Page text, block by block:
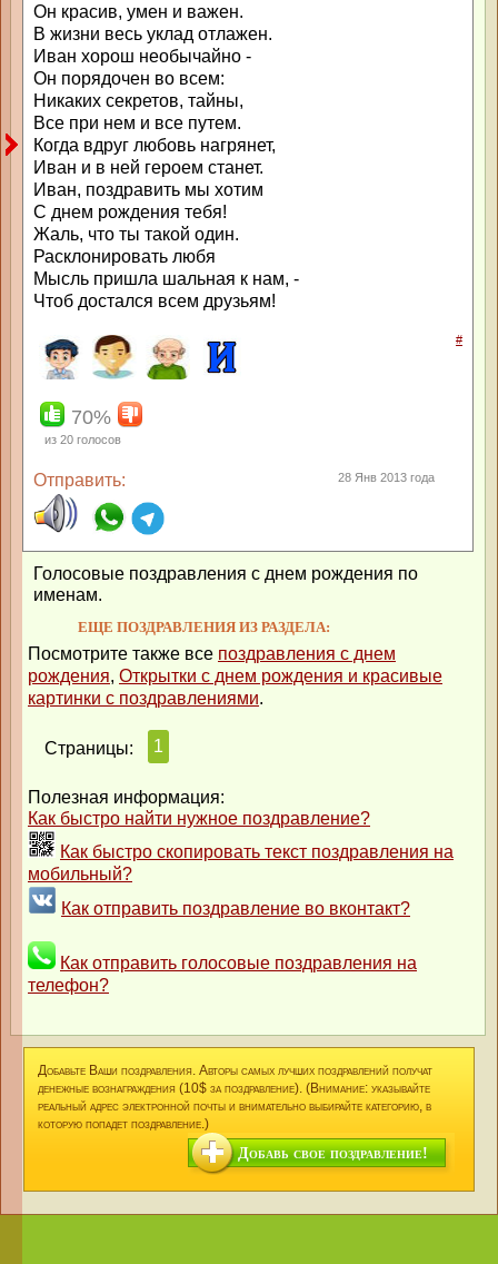
Он красив, умен и важен.
В жизни весь уклад отлажен.
Иван хорош необычайно -
Он порядочен во всем:
Никаких секретов, тайны,
Все при нем и все путем.
Когда вдруг любовь нагрянет,
Иван и в ней героем станет.
Иван, поздравить мы хотим
С днем рождения тебя!
Жаль, что ты такой один.
Расклонировать любя
Мысль пришла шальная к нам, -
Чтоб достался всем друзьям!
#
70%
из 20 голосов
Отправить: 28 Янв 2013 года
Голосовые поздравления с днем рождения по
именам.
ЕЩЕ ПОЗДРАВЛЕНИЯ ИЗ РАЗДЕЛА:
Посмотрите также все поздравления с днем
рождения, Открытки с днем рождения и красивые
картинки с поздравлениями.
Страницы: 1
Полезная информация:
Как быстро найти нужное поздравление?
Как быстро скопировать текст поздравления на
мобильный?
Как отправить поздравление во вконтакт?
Как отправить голосовые поздравления на
телефон?
Добавьте Ваши поздравления. Авторы самых лучших поздравлений получат
денежные вознаграждения (10$ за поздравление). (Внимание: указывайте
реальный адрес электронной почты и внимательно выбирайте категорию, в
которую попадет поздравление.)
Добавь свое поздравление!